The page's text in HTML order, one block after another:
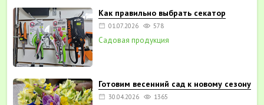
Как правильно выбрать секатор
01.07.2026 578
Садовая продукция
Готовим весенний сад к новому сезону
30.04.2026 1365